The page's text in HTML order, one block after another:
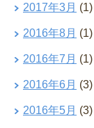
2017年3月 (1)
2016年8月 (1)
2016年7月 (1)
2016年6月 (3)
2016年5月 (3)